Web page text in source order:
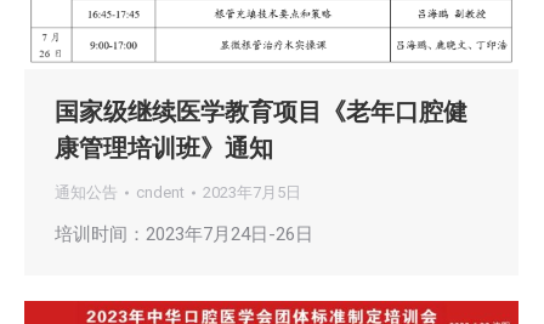
国家级继续医学教育项目《老年口腔健
康管理培训班》通知
通知公告 cndent 2023年7月5日
培训时间：2023年7月24日-26日